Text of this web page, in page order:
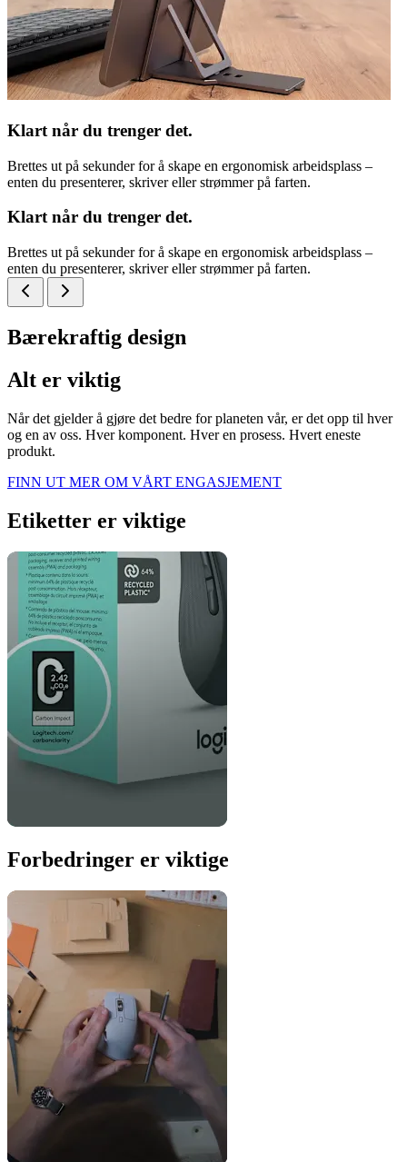
Klart når du trenger det.
Brettes ut på sekunder for å skape en ergonomisk arbeidsplass –
enten du presenterer, skriver eller strømmer på farten.
Klart når du trenger det.
Brettes ut på sekunder for å skape en ergonomisk arbeidsplass –
enten du presenterer, skriver eller strømmer på farten.
Bærekraftig design
Alt er viktig
Når det gjelder å gjøre det bedre for planeten vår, er det opp til hver
og en av oss. Hver komponent. Hver en prosess. Hvert eneste
produkt.
FINN UT MER OM VÅRT ENGASJEMENT
Etiketter er viktige
Forbedringer er viktige